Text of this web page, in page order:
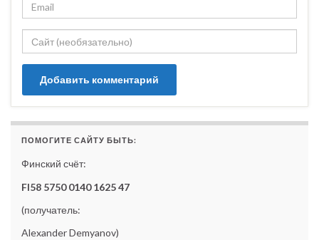
ПОМОГИТЕ САЙТУ БЫТЬ:
Финский счёт:
FI58 5750 0140 1625 47
(получатель:
Alexander Demyanov)